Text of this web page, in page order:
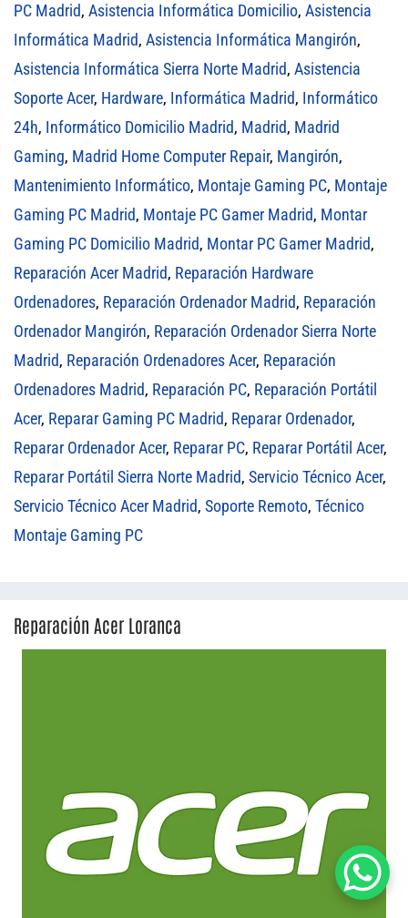
PC Madrid, Asistencia Informática Domicilio, Asistencia
Informática Madrid, Asistencia Informática Mangirón,
Asistencia Informática Sierra Norte Madrid, Asistencia
Soporte Acer, Hardware, Informática Madrid, Informático
24h, Informático Domicilio Madrid, Madrid, Madrid
Gaming, Madrid Home Computer Repair, Mangirón,
Mantenimiento Informático, Montaje Gaming PC, Montaje
Gaming PC Madrid, Montaje PC Gamer Madrid, Montar
Gaming PC Domicilio Madrid, Montar PC Gamer Madrid,
Reparación Acer Madrid, Reparación Hardware
Ordenadores, Reparación Ordenador Madrid, Reparación
Ordenador Mangirón, Reparación Ordenador Sierra Norte
Madrid, Reparación Ordenadores Acer, Reparación
Ordenadores Madrid, Reparación PC, Reparación Portátil
Acer, Reparar Gaming PC Madrid, Reparar Ordenador,
Reparar Ordenador Acer, Reparar PC, Reparar Portátil Acer,
Reparar Portátil Sierra Norte Madrid, Servicio Técnico Acer,
Servicio Técnico Acer Madrid, Soporte Remoto, Técnico
Montaje Gaming PC
Reparación Acer Loranca